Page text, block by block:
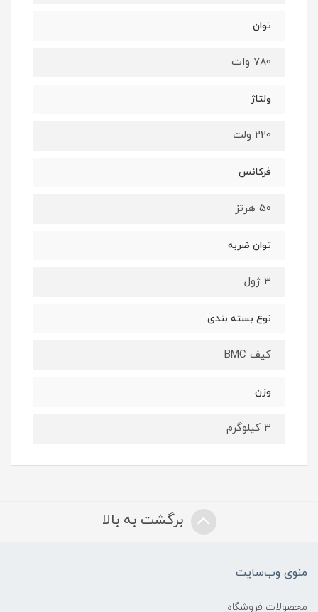
توان
780 وات
ولتاژ
220 ولت
فرکانس
50 هرتز
توان ضربه
3 ژول
نوع بسته بندی
کیف BMC
وزن
3 کیلوگرم
برگشت به بالا
منوی وب‌سایت
محصولات فروشگاه